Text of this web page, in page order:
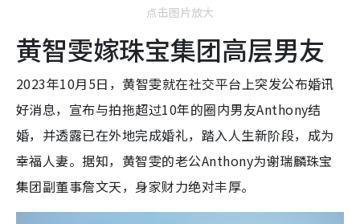
点击图片放大
黄智雯嫁珠宝集团高层男友
2023年10月5日，黄智雯就在社交平台上突发公布婚讯
好消息，宣布与拍拖超过10年的圈内男友Anthony结
婚，并透露已在外地完成婚礼，踏入人生新阶段，成为
幸福人妻。据知，黄智雯的老公Anthony为谢瑞麟珠宝
集团副董事詹文天，身家财力绝对丰厚。